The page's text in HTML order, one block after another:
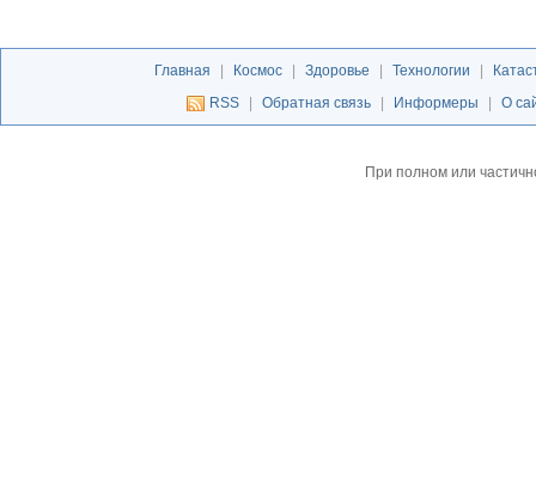
Главная | Космос | Здоровье | Технологии |
RSS
| Обратная связь | Информеры | О
При полном или